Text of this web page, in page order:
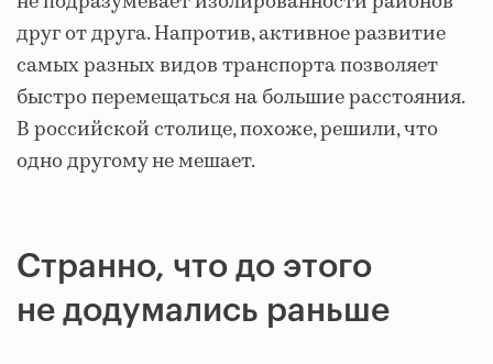
друг от друга. Напротив, активное развитие
самых разных видов транспорта позволяет
быстро перемещаться на большие расстояния.
В российской столице, похоже, решили, что
одно другому не мешает.
Странно, что до этого
не додумались раньше